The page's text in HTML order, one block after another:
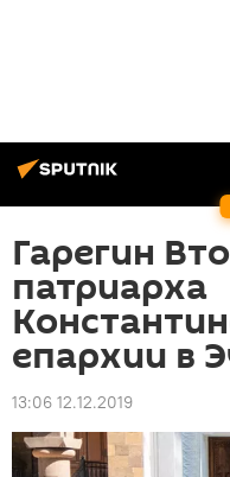
Гарегин
патриарха
епархии в
13:06 12.12.2019